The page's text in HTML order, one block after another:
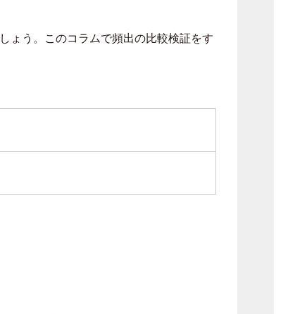
ょう。このコラムで頻出の比較検証をす